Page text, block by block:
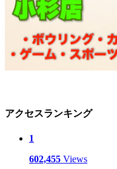
アクセスランキング
1
602,455 Views